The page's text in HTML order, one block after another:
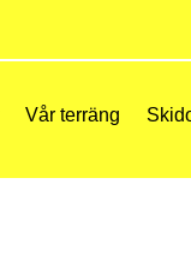
Vår terräng